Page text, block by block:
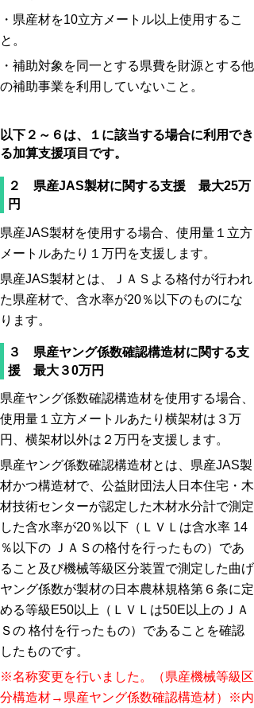
・県産材を10立方メートル以上使用するこ
と。
・補助対象を同一とする県費を財源とする他
の補助事業を利用していないこと。
以下２～６は、１に該当する場合に利用でき
る加算支援項目です。
２ 県産JAS製材に関する支援 最大25万
円
県産JAS製材を使用する場合、使用量１立方
メートルあたり１万円を支援します。
県産JAS製材とは、ＪＡＳよる格付が行われ
た県産材で、含水率が20％以下のものにな
ります。
３ 県産ヤング係数確認構造材に関する支
援 最大３0万円
県産ヤング係数確認構造材を使用する場合、
使用量１立方メートルあたり横架材は３万
円、横架材以外は２万円を支援します。
県産ヤング係数確認構造材とは、県産JAS製
材かつ構造材で、公益財団法人日本住宅・木
材技術センターが認定した木材水分計で測定
した含水率が20％以下（ＬＶＬは含水率 14
％以下の ＪＡＳの格付を行ったもの）であ
ること及び機械等級区分装置で測定した曲げ
ヤング係数が製材の日本農林規格第６条に定
める等級E50以上（ＬＶＬは50E以上のＪＡ
Ｓの 格付を行ったもの）であることを確認
したものです。
※名称変更を行いました。（県産機械等級区
分構造材→県産ヤング係数確認構造材）※内